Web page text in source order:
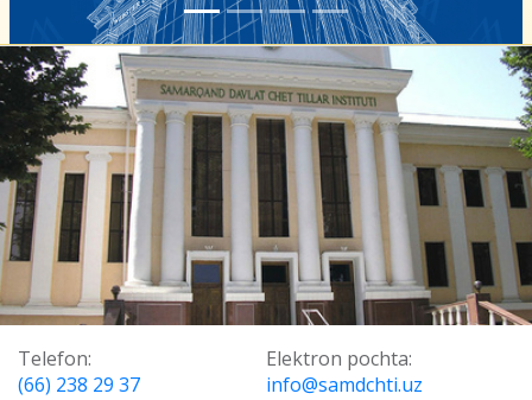
Telefon:
(66) 238 29 37
Elektron pochta:
info@samdchti.uz